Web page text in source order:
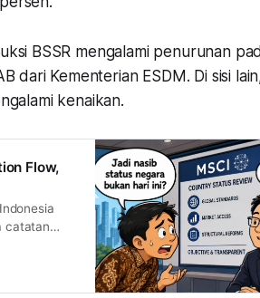
BSSR mengalami penurunan
dari Kementerian ESDM. Di sisi
kenaikan.
Flow,
catatan
akhirnya